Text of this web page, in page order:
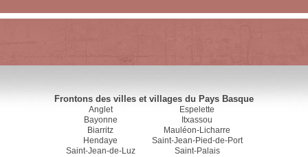
Frontons des villes et villages du Pays Basque
Anglet
Bayonne
Biarritz
Hendaye
Saint-Jean-de-Luz
Espelette
Itxassou
Mauléon-Licharre
Saint-Jean-Pied-de-Port
Saint-Palais